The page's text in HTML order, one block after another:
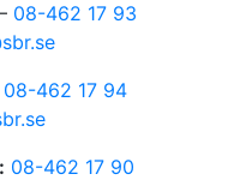
08-462 17 93
08-462 17 94
08-462 17 90